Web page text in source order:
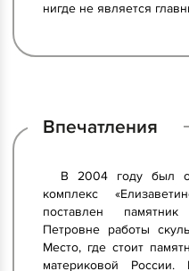
нигде не является
Впечатления
В 2004 году был
комплекс
поставлен
Петровне работы
Место, где стоит
материковой